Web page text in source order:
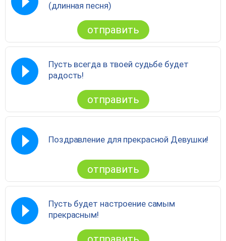
(длинная песня)
отправить
Пусть всегда в твоей судьбе будет
радость!
отправить
Поздравление для прекрасной Девушки!
отправить
Пусть будет настроение самым
прекрасным!